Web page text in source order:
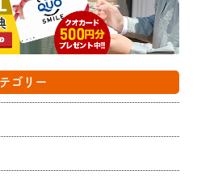
ゴリー